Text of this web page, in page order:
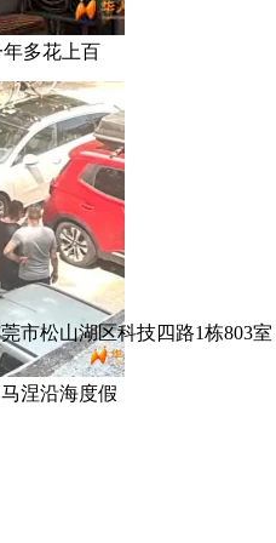
多花上百
涅沿海度假
市松山湖区科技四路1栋803室